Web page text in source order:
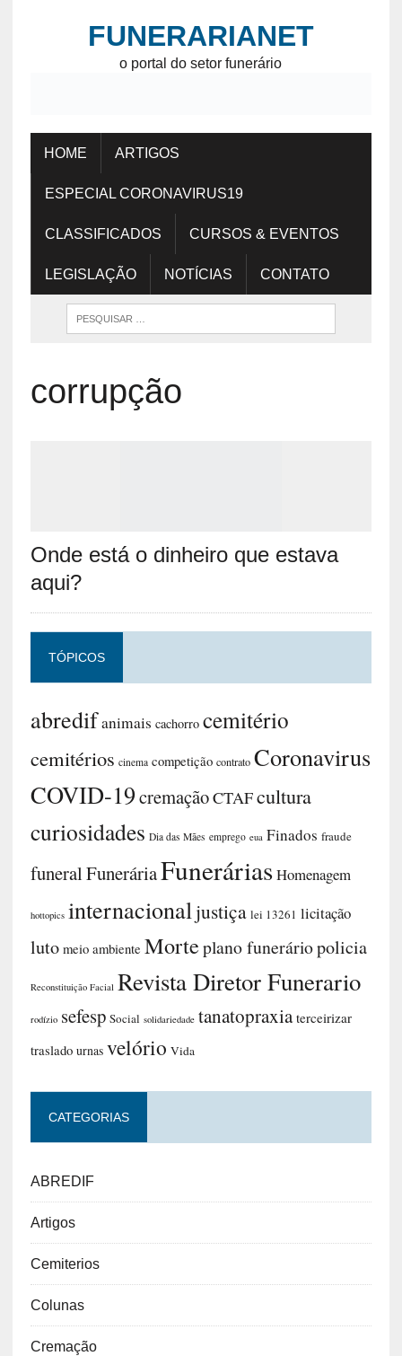
FUNERARIANET
o portal do setor funerário
HOME ARTIGOS
ESPECIAL CORONAVIRUS19
CLASSIFICADOS CURSOS & EVENTOS
LEGISLAÇÃO NOTÍCIAS CONTATO
corrupção
Onde está o dinheiro que estava
aqui?
TÓPICOS
abredifanimais cachorro cemitério
cemitérios cinema competição contrato Coronavirus
COVID-19cremaçãoCTAFcultura
curiosidades Dia das Mães emprego eua Finados fraude
funeralFuneráriaFuneráriasHomenagem
hottopics internacionaljustiça lei 13261 licitação
luto meio ambiente Morteplano funeráriopolicia
Reconstituição Facial Revista Diretor Funerario
rodízio sefesp Social solidariedade tanatopraxia terceirizar
traslado urnas velório Vida
CATEGORIAS
ABREDIF
Artigos
Cemiterios
Colunas
Cremação